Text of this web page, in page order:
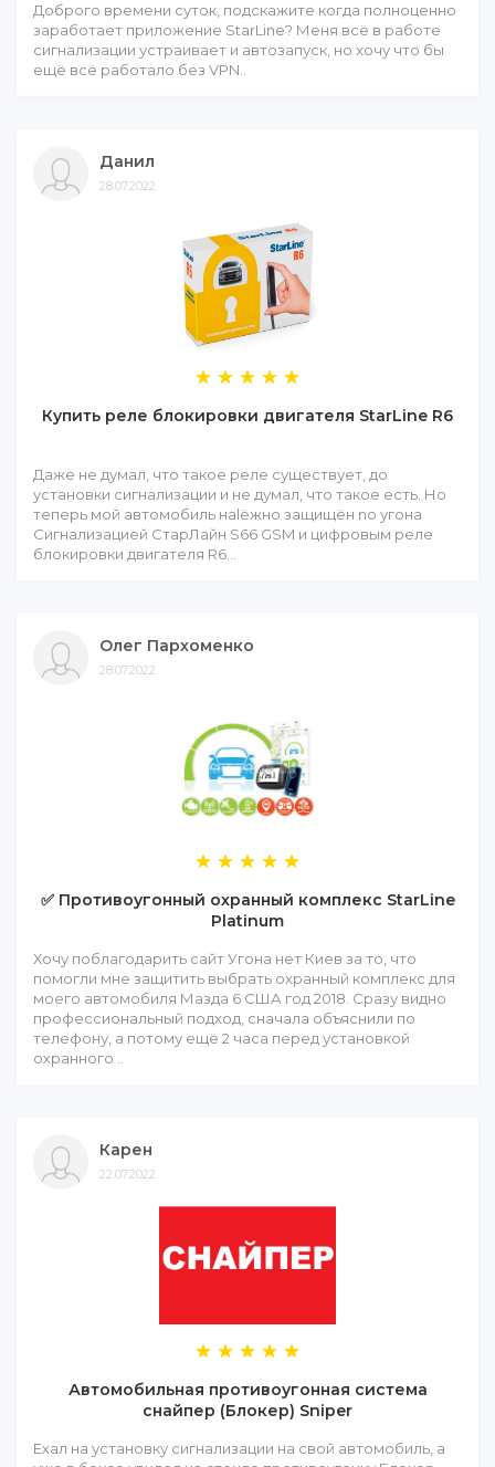
Доброго времени суток, подскажите когда полноценно
заработает приложение StarLine? Меня всё в работе
сигнализации устраивает и автозапуск, но хочу что бы
ещё всё работало без VPN..
Данил
28.07.2022
Купить реле блокировки двигателя StarLine R6
Даже не думал, что такое реле существует, до
установки сигнализации и не думал, что такое есть. Но
теперь мой автомобиль наlёжно защищён nо угона
Сигнализацией СтарЛайн S66 GSM и цифровым реле
блокировки двигателя R6...
Олег Пархоменко
28.07.2022
✅ Противоугонный охранный комплекс StarLine
Platinum
Хочу поблагодарить сайт Угона нет Киев за то, что
помогли мне защитить выбрать охранный комплекс для
моего автомобиля Мазда 6 США год 2018. Сразу видно
профессиональный подход, сначала объяснили по
телефону, а потому ещё 2 часа перед установкой
охранного ..
Карен
22.07.2022
Автомобильная противоугонная система
снайпер (Блокер) Sniper
Ехал на установку сигнализации на свой автомобиль, а